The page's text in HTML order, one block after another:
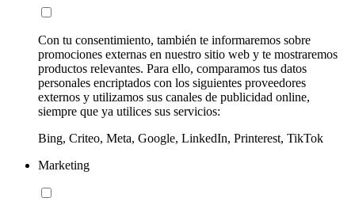
Con tu consentimiento, también te informaremos sobre
promociones externas en nuestro sitio web y te mostraremos
productos relevantes. Para ello, comparamos tus datos
personales encriptados con los siguientes proveedores
externos y utilizamos sus canales de publicidad online,
siempre que ya utilices sus servicios:
Bing, Criteo, Meta, Google, LinkedIn, Printerest, TikTok
Marketing